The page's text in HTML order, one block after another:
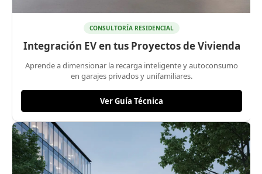
CONSULTORÍA RESIDENCIAL
Integración EV en tus Proyectos de Vivienda
Aprende a dimensionar la recarga inteligente y autoconsumo
en garajes privados y unifamiliares.
Ver Guía Técnica